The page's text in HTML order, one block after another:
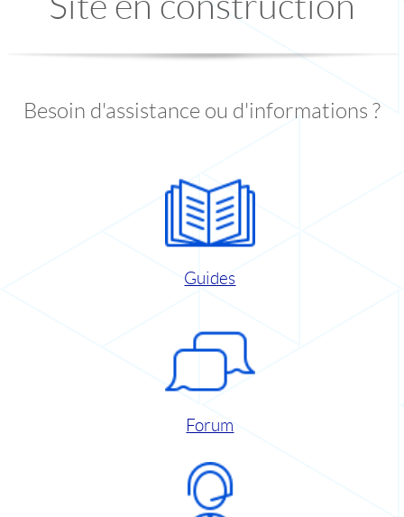
Besoin d'assistance ou d'informations ?
Guides
Forum